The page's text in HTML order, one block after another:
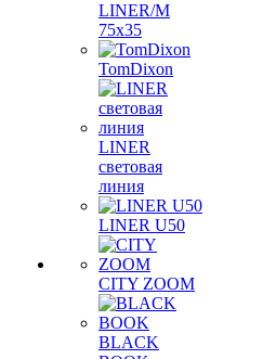
LINER/M
75х35
TomDixon
LINER
световая
линия
LINER U50
CITY ZOOM
BLACK